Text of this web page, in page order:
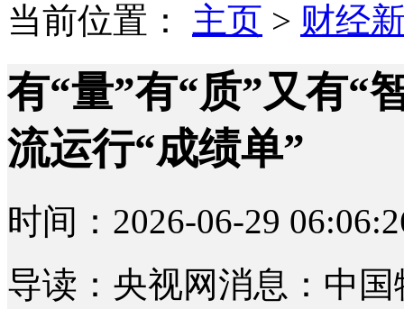
当前位置： 主页 > 财经
有“量”有“质”又有“
流运行“成绩单”
时间：2026-06-29
导读：央视网消息：中